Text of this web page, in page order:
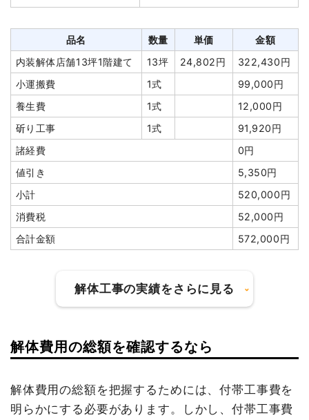
品名 数量 単価
金額
内装解体店舗13坪1階建て
13坪 24,802円
322,430円
小運搬費
1式
99,000円
養生費
1式
12,000円
斫り工事
1式
91,920円
諸経費
0円
値引き
5,350円
小計
520,000円
消費税
52,000円
合計金額
572,000円
解体工事の実績をさらに見る
建物の種類/構造 内装解体店舗2階建て
建物解体費用 307万9,900円
解体費用の総額を確認するなら
解体費用の総額を把握するためには、付帯工事費を
明らかにする必要があります。しかし、付帯工事費